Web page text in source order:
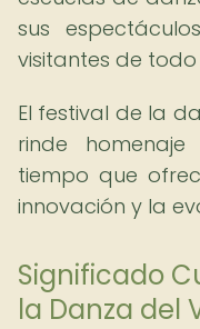
sus
visitantes de
El festival de la
rinde
tiempo que
innovación y la
Significado
la Danza del